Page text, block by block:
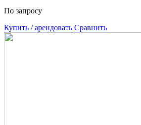
По запросу
Купить / арендовать Сравнить